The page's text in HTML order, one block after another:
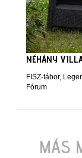
NÉHÁNY
FISZ-tábor,
Fórum
MÁS